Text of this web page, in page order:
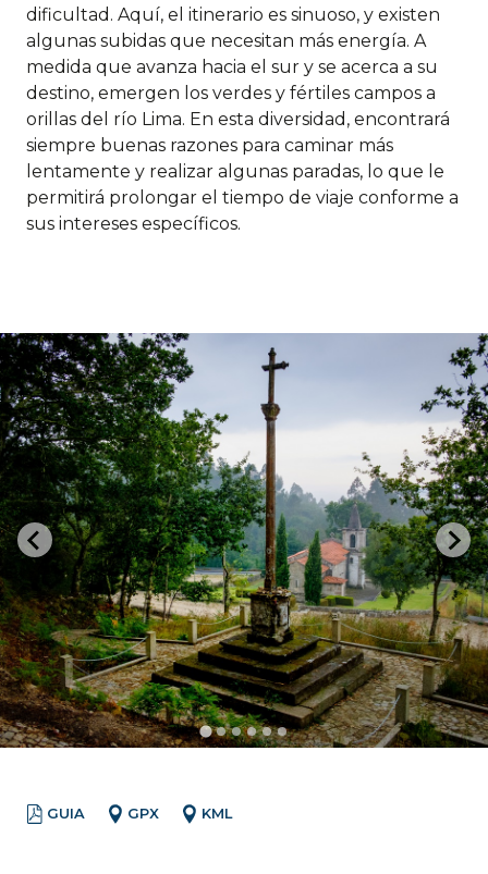
dificultad. Aquí, el itinerario es sinuoso, y existen
algunas subidas que necesitan más energía. A
medida que avanza hacia el sur y se acerca a su
destino, emergen los verdes y fértiles campos a
orillas del río Lima. En esta diversidad, encontrará
siempre buenas razones para caminar más
lentamente y realizar algunas paradas, lo que le
permitirá prolongar el tiempo de viaje conforme a
sus intereses específicos.
GUIA GPX KML